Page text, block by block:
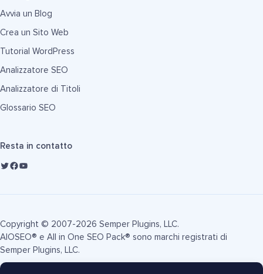
Avvia un Blog
Crea un Sito Web
Tutorial WordPress
Analizzatore SEO
Analizzatore di Titoli
Glossario SEO
Resta in contatto
Copyright © 2007-2026 Semper Plugins, LLC.
AIOSEO® e All in One SEO Pack® sono marchi registrati di
Semper Plugins, LLC.